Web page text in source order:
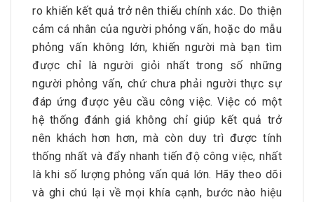
ro khiến kết quả trở nên thiếu chính xác. Do thiện
cảm cá nhân của người phỏng vấn, hoặc do mẫu
phỏng vấn không lớn, khiến người mà bạn tìm
được chỉ là người giỏi nhất trong số những
người phỏng vấn, chứ chưa phải người thực sự
đáp ứng được yêu cầu công việc. Việc có một
hệ thống đánh giá không chỉ giúp kết quả trở
nên khách hơn hơn, mà còn duy trì được tính
thống nhất và đẩy nhanh tiến độ công việc, nhất
là khi số lượng phỏng vấn quá lớn. Hãy theo dõi
và ghi chú lại về mọi khía cạnh, bước nào hiệu